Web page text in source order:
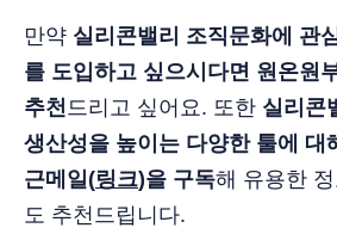
만약 실리콘밸리 조직문화에 관
를 도입하고 싶으시다면 원온원
추천 드리고 싶어요. 또한 실리콘
생산성을 높이는 다양한 툴에 대
근메일(링크)을 구독해 유용한
도 추천드립니다.